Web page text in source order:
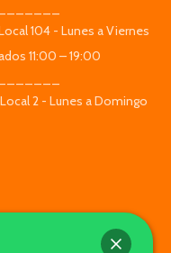
104 - Lunes a Viernes
11:00 – 19:00
2 - Lunes a Domingo